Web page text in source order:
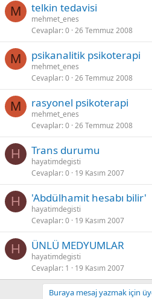
M telkin tedavisi
mehmet_enes
Cevaplar 0 26 Temmuz 2008
M psikanalitik psikoterapi
mehmet_enes
Cevaplar 0 26 Temmuz 2008
M rasyonel psikoterapi
mehmet_enes
Cevaplar 0 26 Temmuz 2008
H Trans durumu
hayatimdegisti
Cevaplar 0 19 Kasım 2007
H 'Abdülhamit hesabı bilir'
hayatimdegisti
Cevaplar 0 19 Kasım 2007
H ÜNLÜ MEDYUMLAR
hayatimdegisti
Cevaplar 1 19 Kasım 2007
Buraya mesaj yazmak için